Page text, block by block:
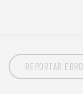
REPORTAR ERRO